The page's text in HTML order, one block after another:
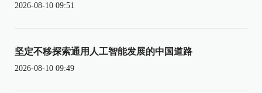
2026-08-10 09:51
坚定不移探索通用人工智能发展的中国道路
2026-08-10 09:49